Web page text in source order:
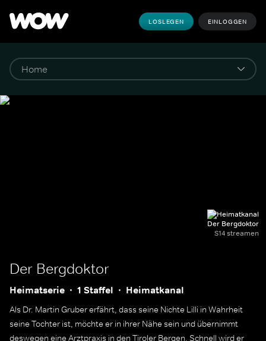
LOSLEGEN EINLOGGEN
Der Bergdoktor
S14 streamen
Der Bergdoktor
Heimatserie 1 Staffel Heimatkanal
Als Dr. Martin Gruber erfährt, dass seine Nichte Lilli in Wahrheit
seine Tochter ist, möchte er in ihrer Nähe sein und übernimmt
deswegen eine Arztpraxis in den Tiroler Bergen. Schnell wird er